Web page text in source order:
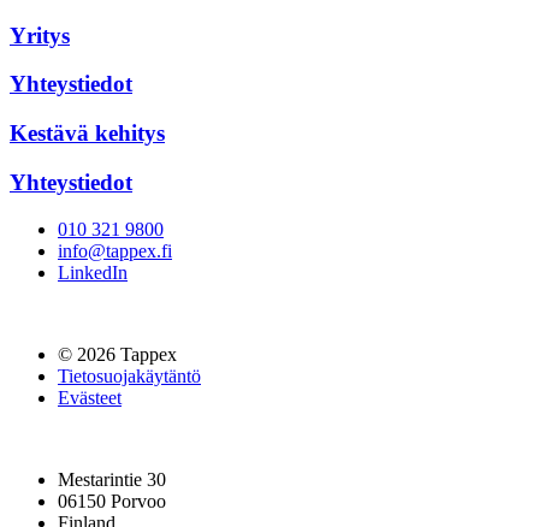
Yritys
Yhteystiedot
Kestävä kehitys
Yhteystiedot
010 321 9800
info@tappex.fi
LinkedIn
© 2026 Tappex
Tietosuojakäytäntö
Evästeet
Mestarintie 30
06150 Porvoo
Finland